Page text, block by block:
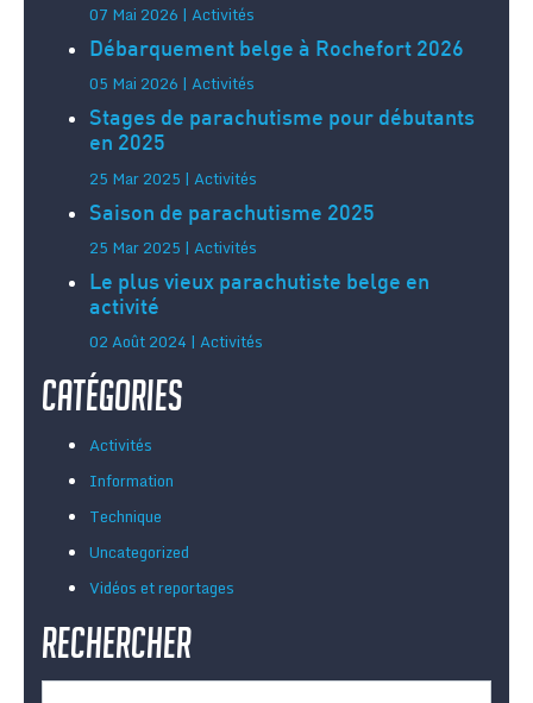
07 Mai 2026 | Activités
Débarquement belge à Rochefort 2026
05 Mai 2026 | Activités
Stages de parachutisme pour débutants
en 2025
25 Mar 2025 | Activités
Saison de parachutisme 2025
25 Mar 2025 | Activités
Le plus vieux parachutiste belge en
activité
02 Août 2024 | Activités
Catégories
Activités
Information
Technique
Uncategorized
Vidéos et reportages
Rechercher
Rechercher :